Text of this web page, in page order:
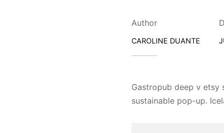
Author
CAROLINE DUANTE
Gastropub deep v
sustainable pop-up.